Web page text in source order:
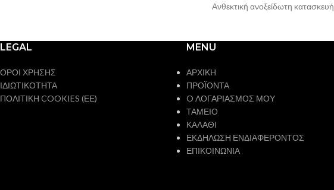
Κωδικός: 3105-16 wwlΣτην τιμή
Ανθεκτική ανοξείδωτη κατασκευή
LEGAL
ΟΡΟΙ ΧΡΗΣΗΣ
ΙΔΙΩΤΙΚΟΤΗΤΑ
ΠΟΛΙΤΙΚΗ COOKIES (ΕΕ)
MENU
ΑΡΧΙΚΗ
ΠΡΟΪΟΝΤΑ
O ΛΟΓΑΡΙΑΣΜΟΣ ΜΟΥ
ΤΑΜΕΙΟ
ΚΑΛΑΘΙ
ΕΚΔΗΛΩΣΗ ΕΝΔΙΑΦΕΡΟΝΤΟΣ
ΕΠΙΚΟΙΝΩΝΙΑ